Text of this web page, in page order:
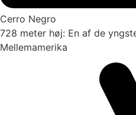
Cerro Negro
728 meter høj: En af de
Mellemamerika